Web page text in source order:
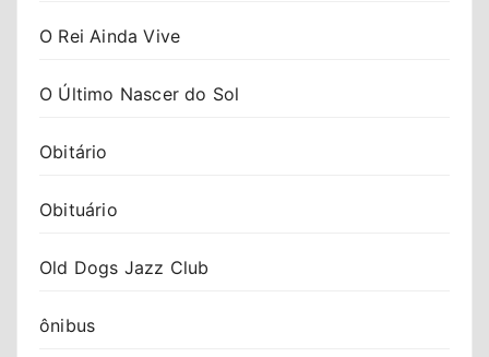
O Rei Ainda Vive
O Último Nascer do Sol
Obitário
Obituário
Old Dogs Jazz Club
ônibus